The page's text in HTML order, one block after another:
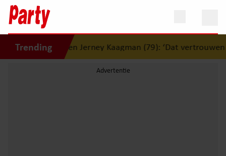
Trending
Jerney Kaagman (79): ‘Dat vertrouwen zal ik nooit